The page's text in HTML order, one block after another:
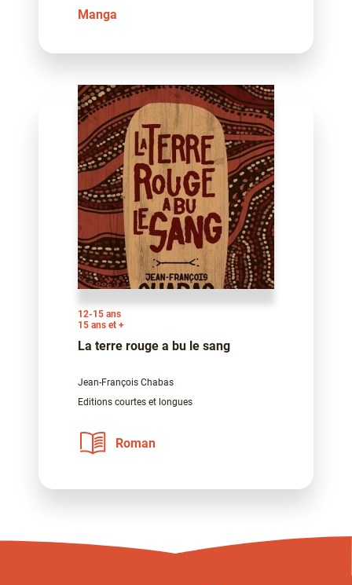
Manga
12-15 ans
15 ans et +
La terre rouge a bu le sang
Jean-François Chabas
Editions courtes et longues
Roman